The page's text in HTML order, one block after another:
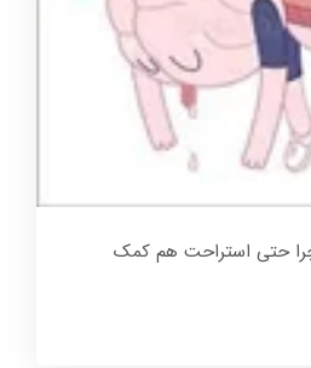
حتی استراحت هم کمک